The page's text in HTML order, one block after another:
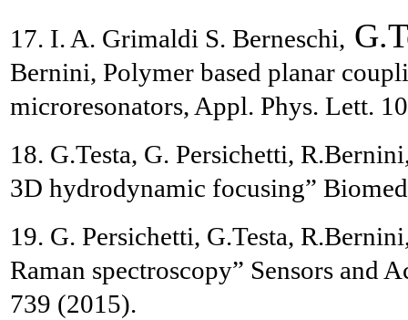
17. I. A. Grimaldi S. Berneschi,
Bernini, Polymer based planar
microresonators,Appl. Phys. Lett.
18. G.Testa, G. Persichetti,
3D hydrodynamic focusing”
19. G. Persichetti, G.Testa,
Raman spectroscopy” Sensors and
739 (2015).